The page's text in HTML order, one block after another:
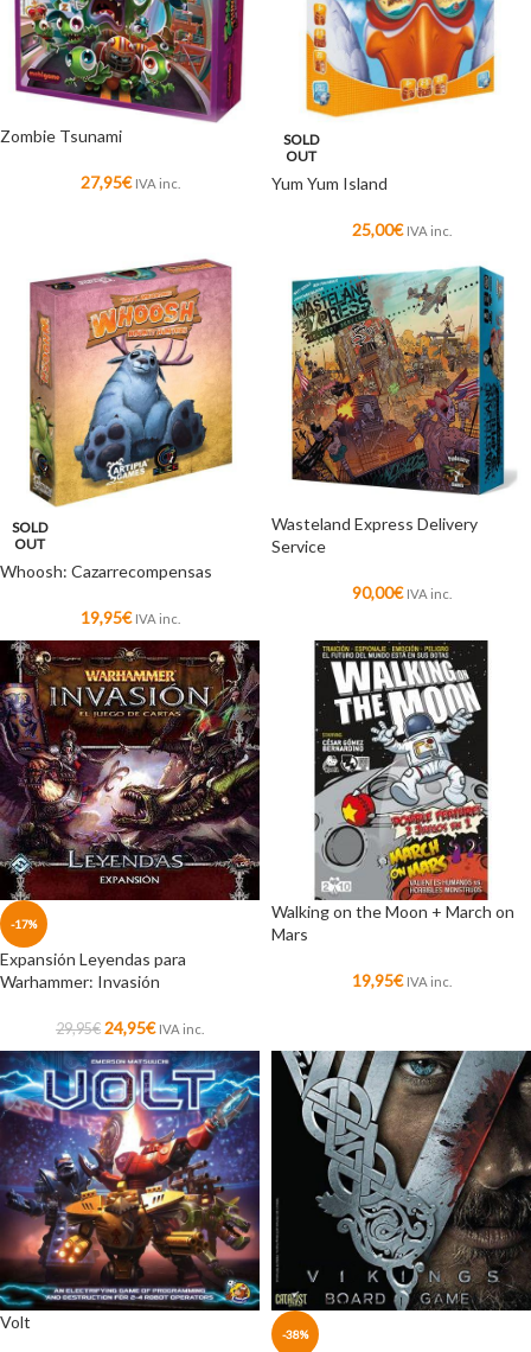
Zombie Tsunami
27,95€ IVA inc.
SOLD
OUT
Yum Yum Island
25,00€ IVA inc.
SOLD
OUT
Whoosh: Cazarrecompensas
19,95€ IVA inc.
Wasteland Express Delivery
Service
90,00€ IVA inc.
-17%
Expansión Leyendas para
Warhammer: Invasión
29,95€ 24,95€ IVA inc.
Walking on the Moon + March on
Mars
19,95€ IVA inc.
Volt
-38%